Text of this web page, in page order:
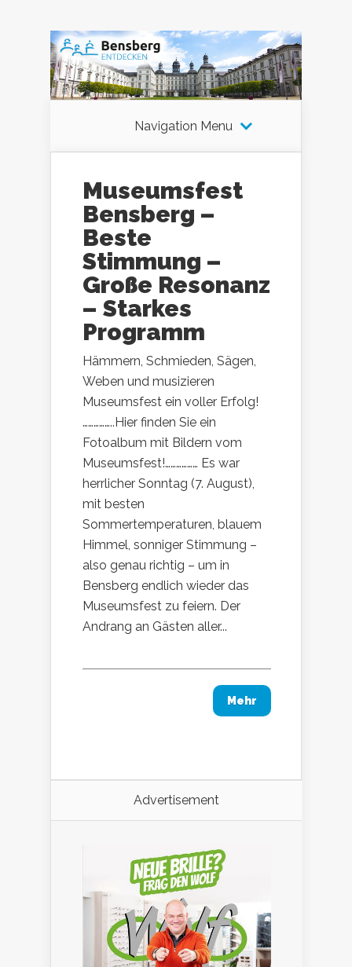
Navigation Menu
Museumsfest
Bensberg –
Beste
Stimmung –
Große Resonanz
– Starkes
Programm
Hämmern, Schmieden, Sägen,
Weben und musizieren
Museumsfest ein voller Erfolg!
……………..Hier finden Sie ein
Fotoalbum mit Bildern vom
Museumsfest!……………… Es war
herrlicher Sonntag (7. August),
mit besten
Sommertemperaturen, blauem
Himmel, sonniger Stimmung –
also genau richtig – um in
Bensberg endlich wieder das
Museumsfest zu feiern. Der
Andrang an Gästen aller...
Mehr
Advertisement